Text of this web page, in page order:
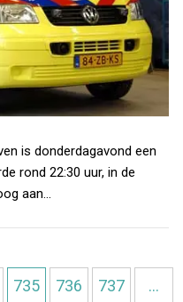
is donderdagavond een
rond 22:30 uur, in de
aan…
735 736 737 …